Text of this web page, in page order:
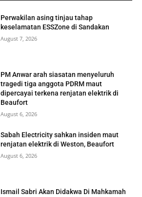
Perwakilan asing tinjau tahap
keselamatan ESSZone di Sandakan
August 7, 2026
PM Anwar arah siasatan menyeluruh
tragedi tiga anggota PDRM maut
dipercayai terkena renjatan elektrik di
Beaufort
August 6, 2026
Sabah Electricity sahkan insiden maut
renjatan elektrik di Weston, Beaufort
August 6, 2026
Ismail Sabri Akan Didakwa Di Mahkamah